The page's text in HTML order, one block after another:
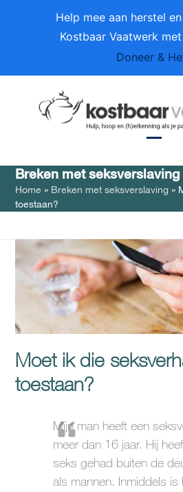
Help mee aan herstel
Kostbaar Vaatwerk
Doneer &
mobile
menu
mobile
menu
Breken met seksverslaving
Home » Breken met seksverslaving »
toestaan?
Moet ik die
toestaan?
Mijn man heeft een
meer dan 16 jaar. Hij
seks gehad buiten de
als mannen. Inmiddels is